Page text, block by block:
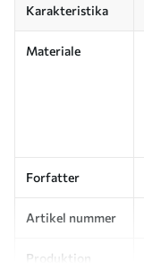
Karakteristika
Materiale
Forfatter
Artikel nummer
Produktion